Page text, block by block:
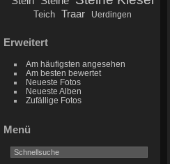
Teich Traar Uerdingen
Erweitert
Am häufigsten angesehen
Am besten bewertet
Neueste Fotos
Neueste Alben
Zufällige Fotos
Menü